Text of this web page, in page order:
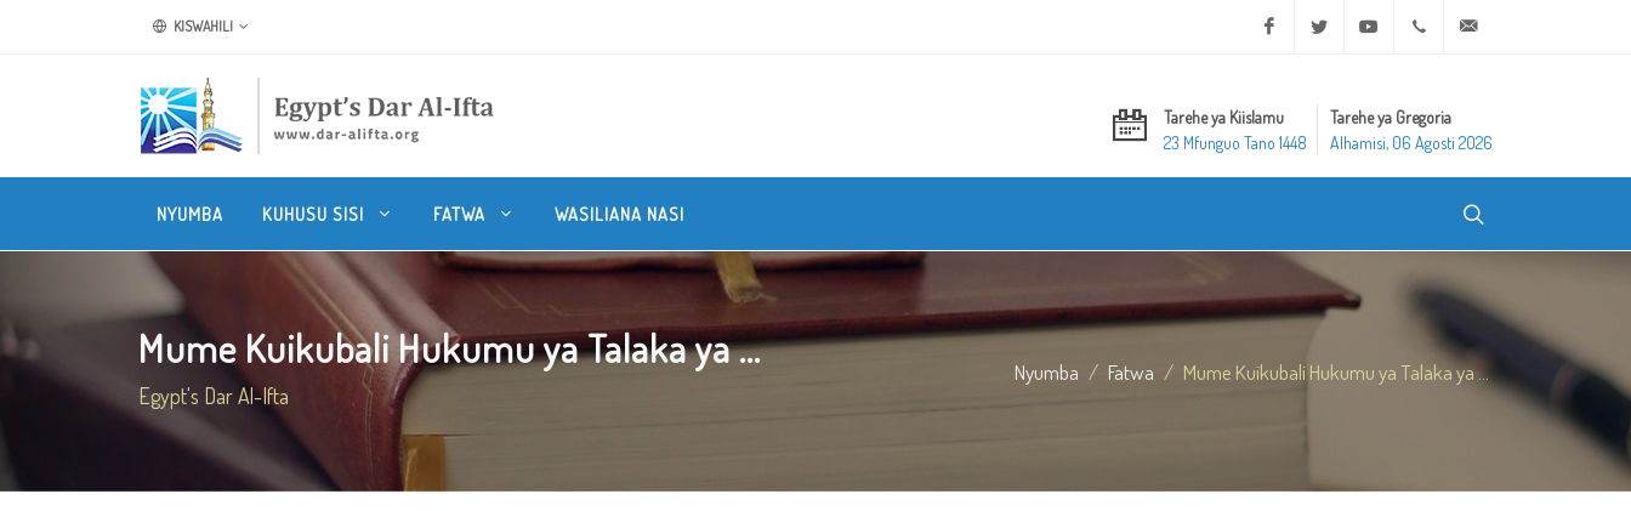
KISWAHILI Facebook Twitter Youtube +20 2 25970400
Tarehe ya Kiislamu
23 Mfunguo Tano 1448
Tarehe ya Gregoria
Alhamisi, 06 Agosti 2026
NYUMBA KUHUSU SISI FATWA WASILIANA NASI
Mume Kuikubali Hukumu ya Talaka ya ...
Egypt's Dar Al-Ifta
Nyumba Fatwa Mume Kuikubali Hukumu ya Talaka ya ...